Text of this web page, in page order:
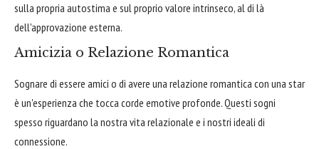
sulla propria autostima e sul proprio valore intrinseco, al di là
dell'approvazione esterna.
Amicizia o Relazione Romantica
Sognare di essere amici o di avere una relazione romantica con una star
è un'esperienza che tocca corde emotive profonde. Questi sogni
spesso riguardano la nostra vita relazionale e i nostri ideali di
connessione.